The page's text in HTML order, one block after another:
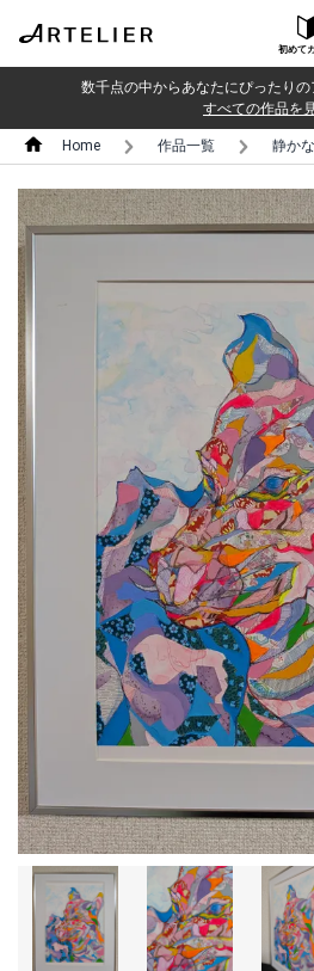
初めて
数千点の中からあなたにぴったり
すべての作品を
Home 作品一覧 静か